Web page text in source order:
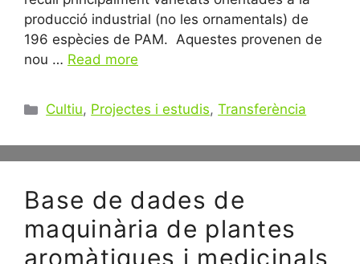
producció industrial (no les ornamentals) de
196 espècies de PAM. Aquestes provenen de
nou … Read more
Categories
Cultiu, Projectes i estudis,Transferència
Base de dades de
maquinària de plantes
aromàtiques i medicinals